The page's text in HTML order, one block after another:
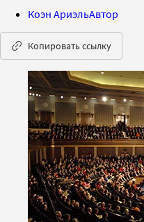
Коэн АриэльАвтор
Копировать ссылку